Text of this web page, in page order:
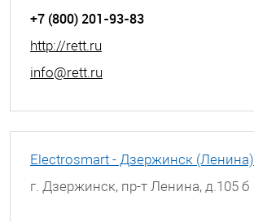
+7 (800) 201-93-83
http://rett.ru
info@rett.ru
Electrosmart - Дзержинск (Ленина)
г. Дзержинск, пр-т Ленина, д.105 б